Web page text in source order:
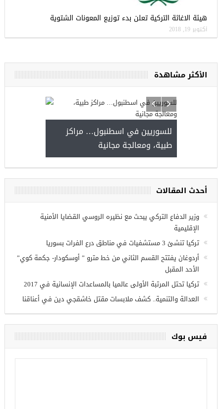
هيئة الاغاثة التركية تعلن بدء توزيع المعونات الشتوية
أكتوبر 19, 2018
الأكثر مشاهدة
للسوريين في اسطنبول… مراكز
طبية، ومعالجة مجانية
في
أحدث المقالات
وزير الدفاع التركي يبحث مع نظيره الروسي القضايا الأمنية
الإقليمية
تركيا تنشئ 3 مستشفيات في مناطق درع الفرات بسوريا
أردوغان يفتتح القسم الثاني من خط مترو ” أوسكودار- جكمة كوي”
الأحد المقبل
تركيا تحتل المرتبة الأولى عالميا بالمساعدات الإنسانية في 2017
العدالة والتنمية.. كشف ملابسات مقتل خاشقجي دين في أعناقنا
فيس بوك